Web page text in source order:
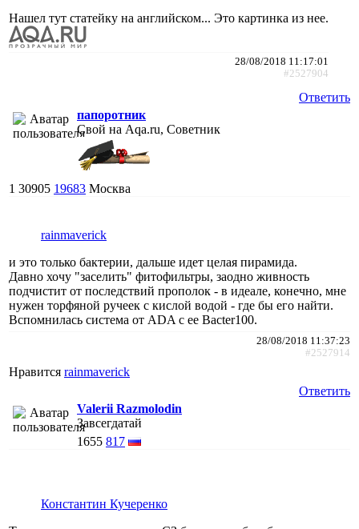
Нашел тут статейку на английском... Это картинка из нее.
28/08/2018 11:17:01
#2527904
Ответить
папоротник
Свой на Aqa.ru, Советник
1 30905 19683 Москва
rainmaverick
и это только бактерии, дальше идет целая пирамида.
Давно хочу "заселить" фитофильтры, заодно живность
подчистит от последствий прополок - в идеале, конечно, мне
нужен торфяной ручеек с кислой водой - где бы его найти.
Вспомнилась система от ADA с ее Bacter100.
28/08/2018 11:37:23
#2527914
Нравится rainmaverick
Ответить
Valerii Razmolodin
Завсегдатай
1655 817
Константин Кучеренко